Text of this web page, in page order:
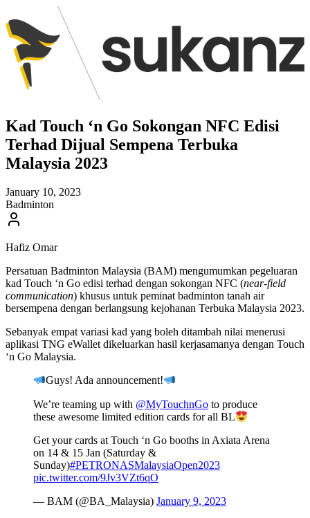
Kad Touch ‘n Go Sokongan NFC Edisi
Terhad Dijual Sempena Terbuka
Malaysia 2023
January 10, 2023
Badminton
Hafiz Omar
Persatuan Badminton Malaysia (BAM) mengumumkan pegeluaran
kad Touch ‘n Go edisi terhad dengan sokongan NFC (near-field
communication) khusus untuk peminat badminton tanah air
bersempena dengan berlangsung kejohanan Terbuka Malaysia 2023.
Sebanyak empat variasi kad yang boleh ditambah nilai menerusi
aplikasi TNG eWallet dikeluarkan hasil kerjasamanya dengan Touch
‘n Go Malaysia.
Guys! Ada announcement!
We’re teaming up with @MyTouchnGo to produce
these awesome limited edition cards for all BL
Get your cards at Touch ‘n Go booths in Axiata Arena
on 14 & 15 Jan (Saturday &
Sunday)#PETRONASMalaysiaOpen2023
pic.twitter.com/9Jv3VZt6qO
— BAM (@BA_Malaysia) January 9, 2023